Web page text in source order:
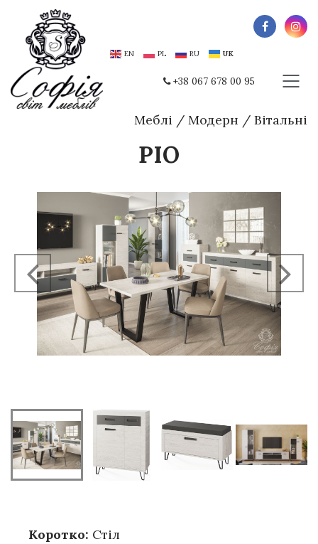
EN PL RU UK
+38 067 678 00 95
Меблі / Модерн / Вітальні
РІО
Коротко: Стіл